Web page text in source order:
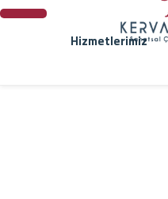
Hizmetlerimiz